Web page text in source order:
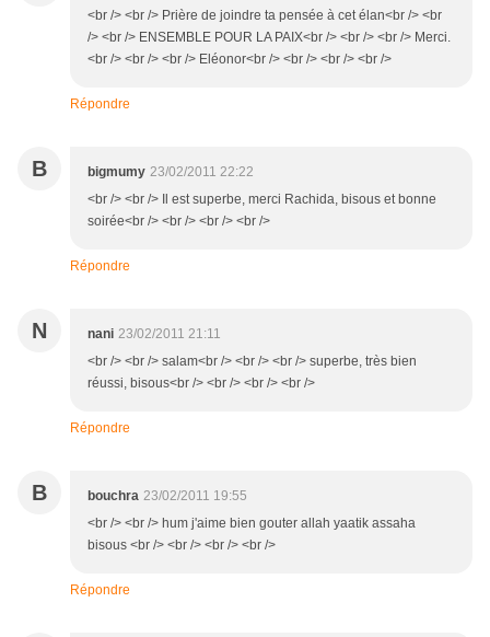
<br /> <br /> Prière de joindre ta pensée à cet élan<br /> <br
/> <br /> ENSEMBLE POUR LA PAIX<br /> <br /> <br /> Merci.
<br /> <br /> <br /> Eléonor<br /> <br /> <br /> <br />
Répondre
B bigmumy 23/02/2011 22:22
<br /> <br /> Il est superbe, merci Rachida, bisous et bonne
soirée<br /> <br /> <br /> <br />
Répondre
N nani 23/02/2011 21:11
<br /> <br /> salam<br /> <br /> <br /> superbe, très bien
réussi, bisous<br /> <br /> <br /> <br />
Répondre
B bouchra 23/02/2011 19:55
<br /> <br /> hum j'aime bien gouter allah yaatik assaha
bisous <br /> <br /> <br /> <br />
Répondre